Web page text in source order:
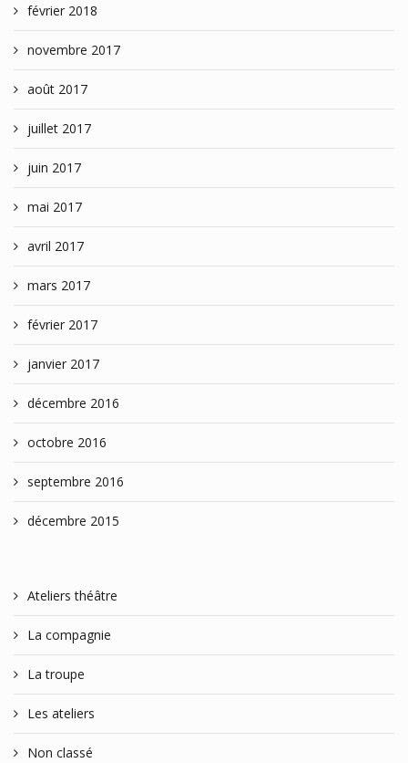
février 2018
novembre 2017
août 2017
juillet 2017
juin 2017
mai 2017
avril 2017
mars 2017
février 2017
janvier 2017
décembre 2016
octobre 2016
septembre 2016
décembre 2015
Ateliers théâtre
La compagnie
La troupe
Les ateliers
Non classé